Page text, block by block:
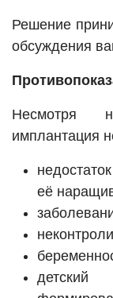
Решение
обсуждения
Несмотря
имплантация
её